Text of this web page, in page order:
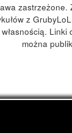
zastrzeżone.
z
Linki
można
i wiele